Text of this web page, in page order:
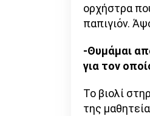
ορχήστρα
παπιγιόν.
-Θυμάμαι
για τον
Το βιολί
της